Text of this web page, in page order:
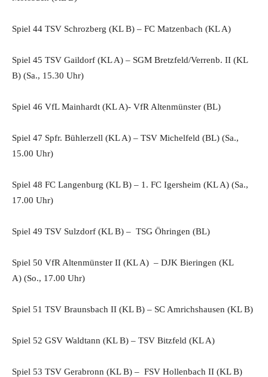
Spiel 44 TSV Schrozberg (KL B) – FC Matzenbach (KL A)
Spiel 45 TSV Gaildorf (KL A) – SGM Bretzfeld/Verrenb. II (KL
B) (Sa., 15.30 Uhr)
Spiel 46 VfL Mainhardt (KL A)- VfR Altenmünster (BL)
Spiel 47 Spfr. Bühlerzell (KL A) – TSV Michelfeld (BL) (Sa.,
15.00 Uhr)
Spiel 48 FC Langenburg (KL B) – 1. FC Igersheim (KL A) (Sa.,
17.00 Uhr)
Spiel 49 TSV Sulzdorf (KL B) – TSG Öhringen (BL)
Spiel 50 VfR Altenmünster II (KL A) – DJK Bieringen (KL
A) (So., 17.00 Uhr)
Spiel 51 TSV Braunsbach II (KL B) – SC Amrichshausen (KL B)
Spiel 52 GSV Waldtann (KL B) – TSV Bitzfeld (KL A)
Spiel 53 TSV Gerabronn (KL B) – FSV Hollenbach II (KL B)